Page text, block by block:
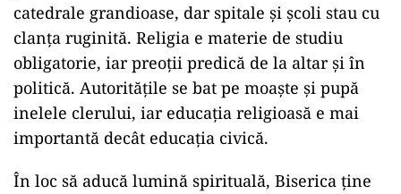
catedrale grandioase, dar spitale și școli stau cu
clanța ruginită. Religia e materie de studiu
obligatorie, iar preoții predică de la altar și în
politică. Autoritățile se bat pe moaște și pupă
inelele clerului, iar educația religioasă e mai
importantă decât educația civică.
În loc să aducă lumină spirituală, Biserica ține